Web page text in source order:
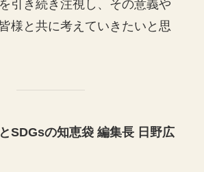
引き続き注視し、その意義や
様と共に考えていきたいと思
SDGsの知恵袋 編集長 日野広